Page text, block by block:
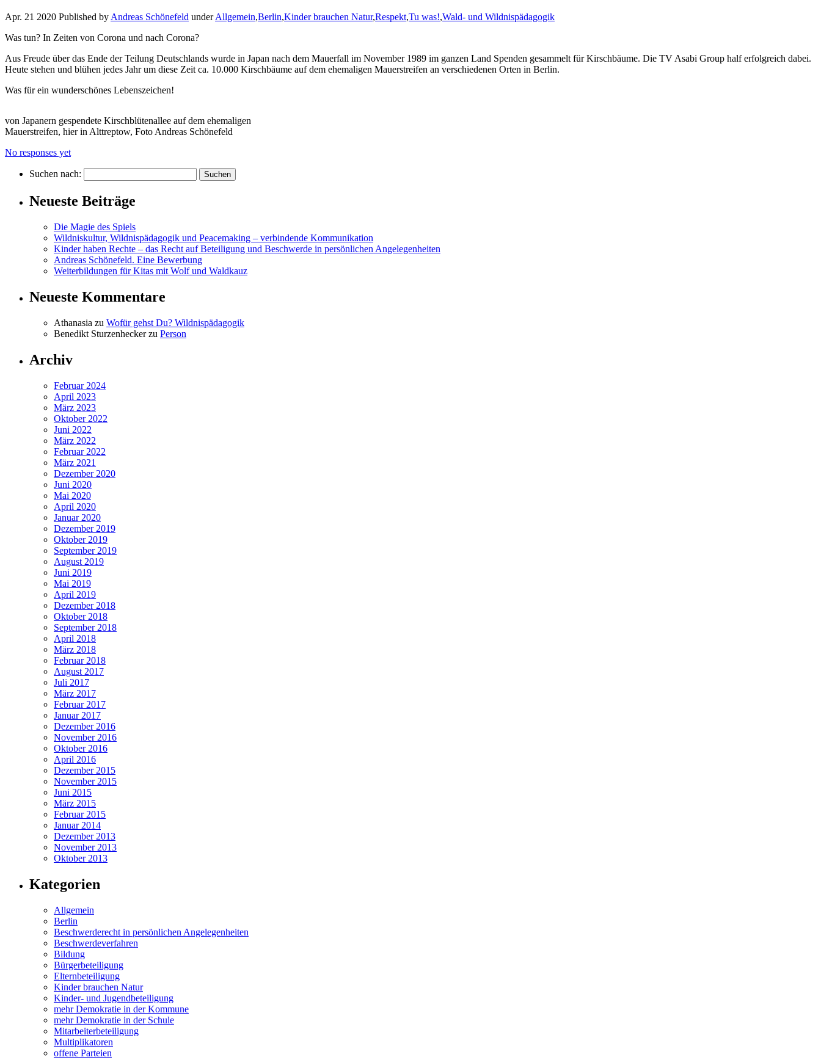
Apr. 21 2020 Published by Andreas Schönefeld underAllgemein,Berlin,Kinder brauchen Natur,Respekt,Tu was!,Wald- und Wildnispädagogik
Was tun? In Zeiten von Corona und nach Corona?
Aus Freude über das Ende der Teilung Deutschlands wurde in Japan nach dem Mauerfall im November 1989 im ganzen Land Spenden gesammelt für Kirschbäume. Die TV Asabi Group half erfolgreich dabei.
Heute stehen und blühen jedes Jahr um diese Zeit ca. 10.000 Kirschbäume auf dem ehemaligen Mauerstreifen an verschiedenen Orten in Berlin.
Was für ein wunderschönes Lebenszeichen!
von Japanern gespendete Kirschblütenallee auf dem ehemaligen
Mauerstreifen, hier in Alttreptow, Foto Andreas Schönefeld
No responses yet
Suchen nach:
Neueste Beiträge
Die Magie des Spiels
Wildniskultur, Wildnispädagogik und Peacemaking – verbindende Kommunikation
Kinder haben Rechte – das Recht auf Beteiligung und Beschwerde in persönlichen Angelegenheiten
Andreas Schönefeld. Eine Bewerbung
Weiterbildungen für Kitas mit Wolf und Waldkauz
Neueste Kommentare
Athanasia zu Wofür gehst Du? Wildnispädagogik
Benedikt Sturzenheckerzu Person
Archiv
Februar 2024
April 2023
März 2023
Oktober 2022
Juni 2022
März 2022
Februar 2022
März 2021
Dezember 2020
Juni 2020
Mai 2020
April 2020
Januar 2020
Dezember 2019
Oktober 2019
September 2019
August 2019
Juni 2019
Mai 2019
April 2019
Dezember 2018
Oktober 2018
September 2018
April 2018
März 2018
Februar 2018
August 2017
Juli 2017
März 2017
Februar 2017
Januar 2017
Dezember 2016
November 2016
Oktober 2016
April 2016
Dezember 2015
November 2015
Juni 2015
März 2015
Februar 2015
Januar 2014
Dezember 2013
November 2013
Oktober 2013
Kategorien
Allgemein
Berlin
Beschwerderecht in persönlichen Angelegenheiten
Beschwerdeverfahren
Bildung
Bürgerbeteiligung
Elternbeteiligung
Kinder brauchen Natur
Kinder- und Jugendbeteiligung
mehr Demokratie in der Kommune
mehr Demokratie in der Schule
Mitarbeiterbeteiligung
Multiplikatoren
offene Parteien